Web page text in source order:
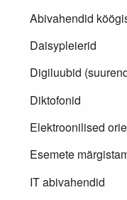
Abivahendid
Daisypleierid
Digiluubid
Diktofonid
Elektroonilised
Esemete
IT abivahendid